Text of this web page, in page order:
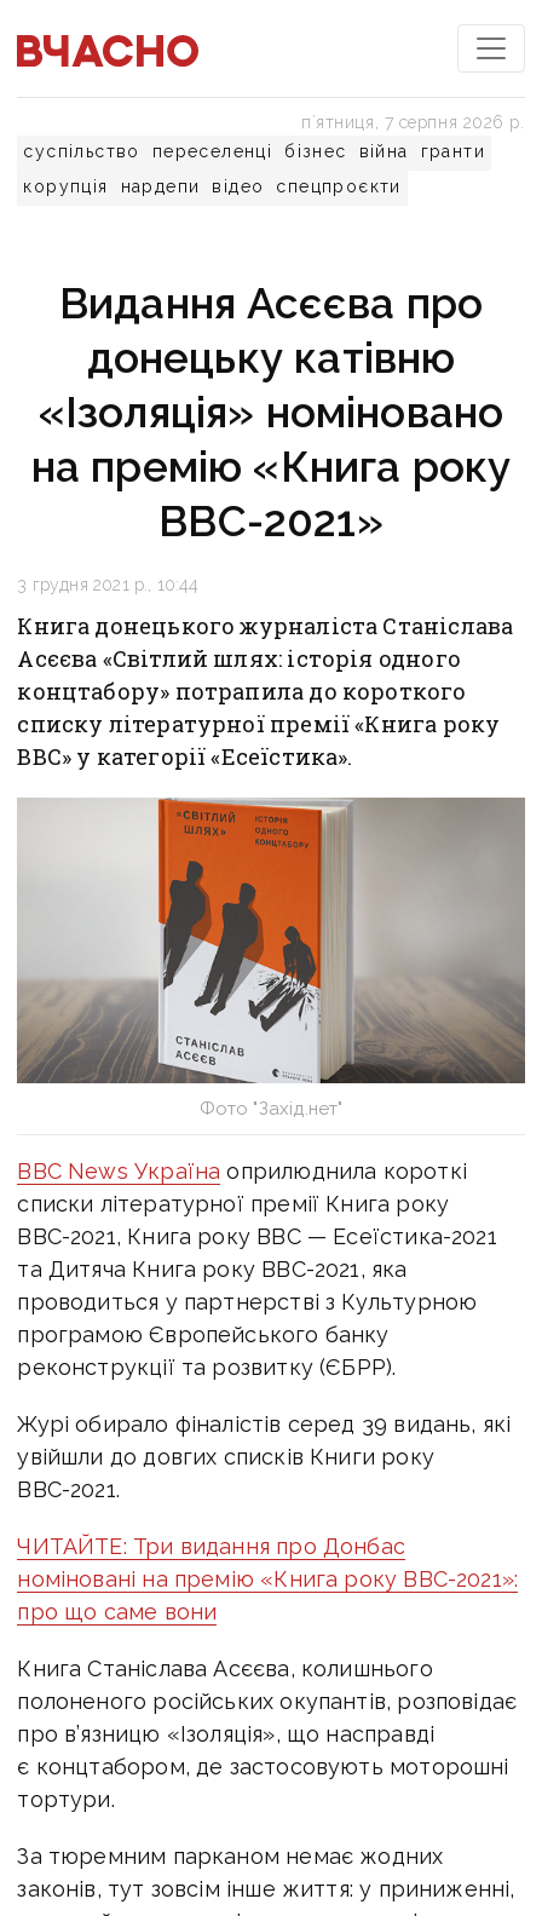
суспільство переселенці бізнес війна
гранти
корупція
нардепи відео спецпроєкти
пʼятниця, 7 серпня 2026 р.
Видання Асєєва про
донецьку катівню
«Ізоляція» номіновано
на премію «Книга року
ВВС-2021»
3 грудня 2021 р., 10:44
Книга донецького журналіста Станіслава
Асєєва «Світлий шлях: історія одного
концтабору» потрапила до короткого
списку літературної премії «Книга року
ВВС» у категорії «Есеїстика».
Фото "Захід.нет"
ВВС News Україна оприлюднила короткі
списки літературної премії Книга року
ВВС-2021, Книга року ВВС — Есеїстика-2021
та Дитяча Книга року ВВС-2021, яка
проводиться у партнерстві з Культурною
програмою Європейського банку
реконструкції та розвитку (ЄБРР).
Журі обирало фіналістів серед 39 видань, які
увійшли до довгих списків Книги року
ВВС-2021.
ЧИТАЙТЕ: Три видання про Донбас
номіновані на премію «Книга року ВВС-2021»:
про що саме вони
Книга Станіслава Асєєва, колишнього
полоненого російських окупантів, розповідає
про в’язницю «Ізоляція», що насправді
є концтабором, де застосовують моторошні
тортури.
За тюремним парканом немає жодних
законів, тут зовсім інше життя: у приниженні,